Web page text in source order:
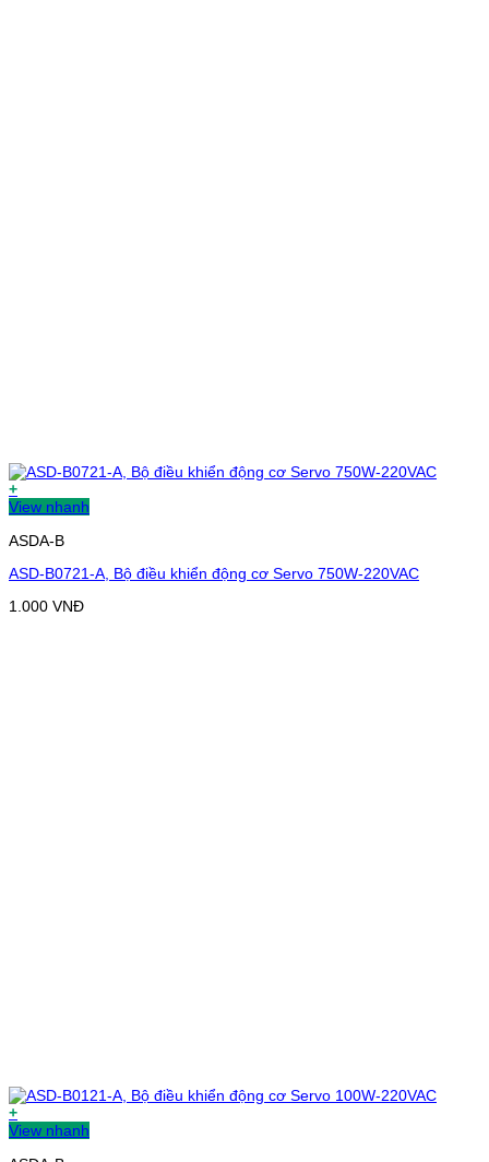
+
View nhanh
ASDA-B
ASD-B0721-A, Bộ điều khiển động cơ Servo 750W-220VAC
1.000 VNĐ
+
View nhanh